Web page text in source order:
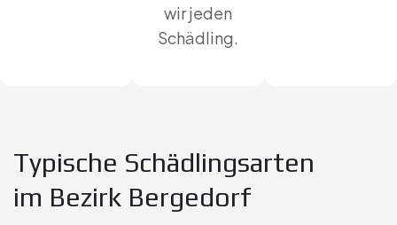
wir jeden
Schädling.
Typische Schädlingsarten
im Bezirk Bergedorf